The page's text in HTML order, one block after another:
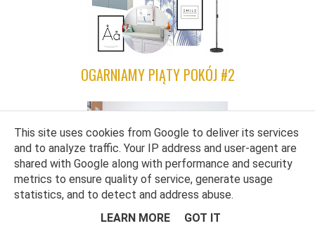
OGARNIAMY PIĄTY POKÓJ #2
NASZE DOMOWE BIURO - EFEKT METAMORFOZY
This site uses cookies from Google to deliver its services
and to analyze traffic. Your IP address and user-agent are
shared with Google along with performance and security
metrics to ensure quality of service, generate usage
statistics, and to detect and address abuse.
LEARN MORE
GOT IT